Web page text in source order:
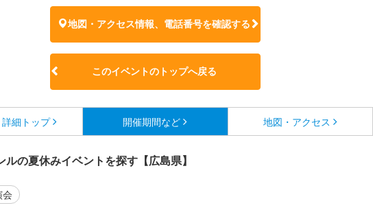
地図・アクセス情報、電話番号を確認する
このイベントのトップへ戻る
細 トップ 開催期間など 地図・アクセス
ルの夏休みイベントを探す【広島県】
会